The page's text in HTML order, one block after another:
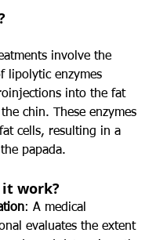
involve the
lipolytic enzymes
into the fat
chin. These enzymes
cells, resulting in a
papada.
it work?
: A medical
evaluates the extent